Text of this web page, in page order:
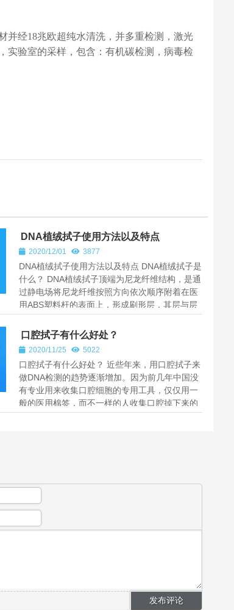
并经18兆欧超纯水清洗，并多重检测，激光
实验室的采样，包含：有机碳检测，病毒检
DNA植绒拭子使用方法以及特点
2020/12/01 3877
DNA植绒拭子使用方法以及特点 DNA植绒拭子是
什么？ DNA植绒拭子顶端为尼龙纤维结构，是通
过静电场将尼龙纤维按照方向依次顺序附着在医
用ABS塑料杆的表面上，形成刷形层，其层与层
之间是充分平行的，并且垂直于...
口腔拭子有什么好处？
2020/11/25 5022
口腔拭子有什么好处？ 近些年来，用口腔拭子来
做DNA检测的趋势逐渐增加。因为前几年中国没
有专业用来收集口腔细胞的专用工具，仅仅用一
般的医用棉签，而不一样的人收集口腔掉下来的
体细胞在擦洗频次、幅度、检...